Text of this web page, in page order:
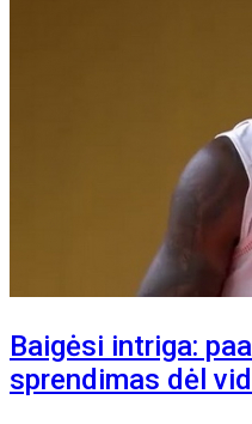
Baigėsi intriga:
sprendimas dėl